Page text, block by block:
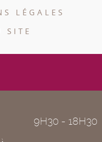
LÉGALES
SITE
9H30 - 18H30